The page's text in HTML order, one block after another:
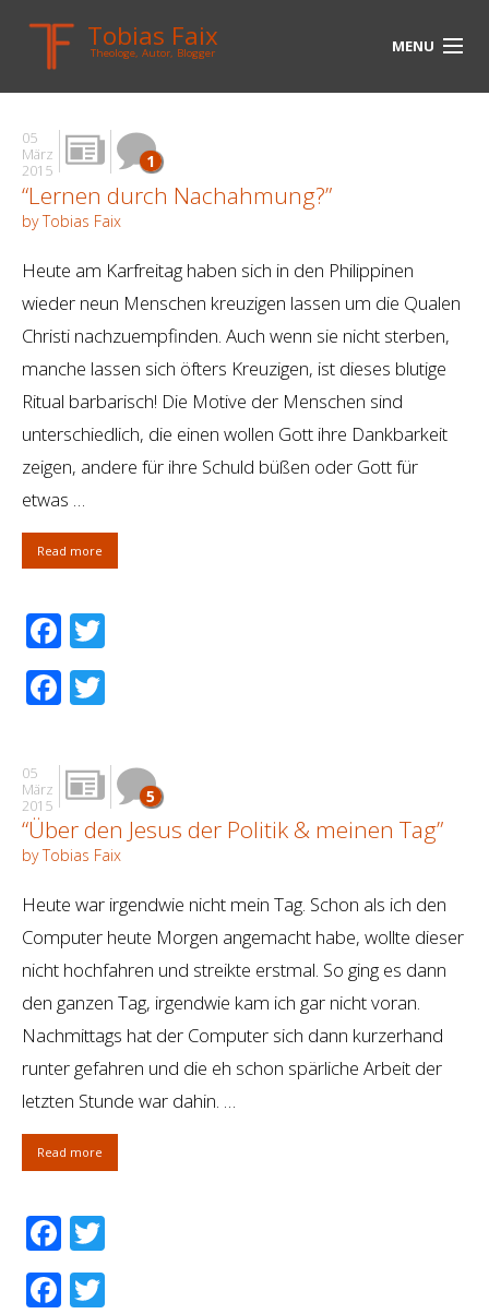
Tobias Faix
Theologe, Autor, Blogger MENU
HOME
BLOG
BIOGRAPHIE
MEDIEN
LINKS
05
März
2015
1
“Lernen durch Nachahmung?”
by Tobias Faix
Heute am Karfreitag haben sich in den Philippinen
wieder neun Menschen kreuzigen lassen um die Qualen
Christi nachzuempfinden. Auch wenn sie nicht sterben,
manche lassen sich öfters Kreuzigen, ist dieses blutige
Ritual barbarisch! Die Motive der Menschen sind
unterschiedlich, die einen wollen Gott ihre Dankbarkeit
zeigen, andere für ihre Schuld büßen oder Gott für
etwas …
Read more
Facebook
Facebook
05
März
2015
5
“Über den Jesus der Politik & meinen Tag”
by Tobias Faix
Heute war irgendwie nicht mein Tag. Schon als ich den
Computer heute Morgen angemacht habe, wollte dieser
nicht hochfahren und streikte erstmal. So ging es dann
den ganzen Tag, irgendwie kam ich gar nicht voran.
Nachmittags hat der Computer sich dann kurzerhand
runter gefahren und die eh schon spärliche Arbeit der
letzten Stunde war dahin. …
Read more
Facebook
Facebook